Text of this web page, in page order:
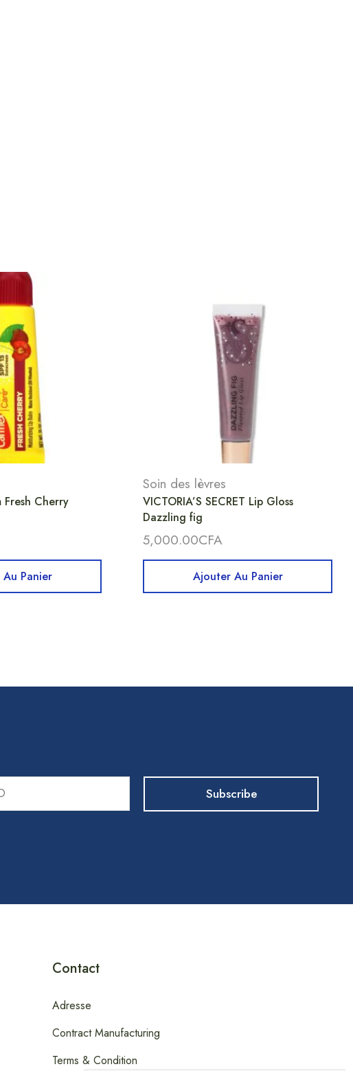
Fresh Cherry
Panier
Soin des lèvres
VICTORIA’S SECRET Lip Gloss
Dazzling fig
5,000.00CFA
Ajouter Au Panier
Contact
Adresse
Contract Manufacturing
Terms & Condition